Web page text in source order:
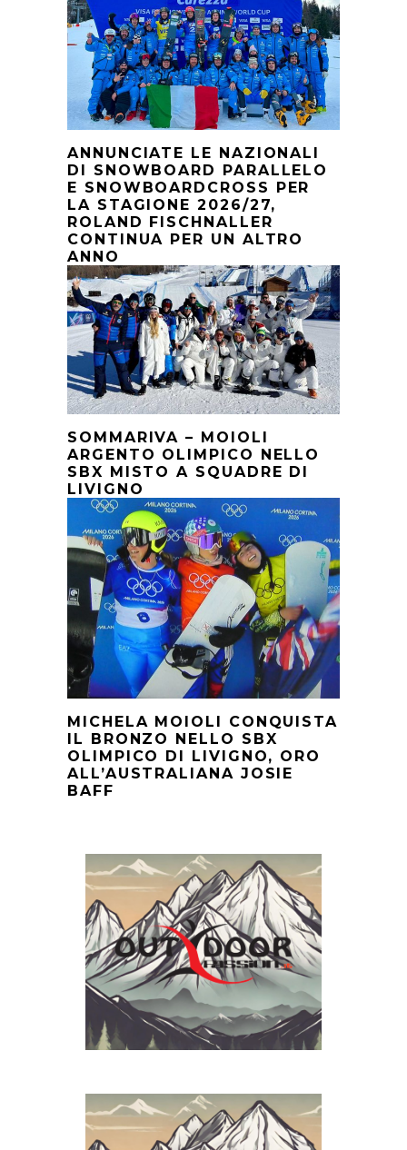
ANNUNCIATE LE NAZIONALI
DI SNOWBOARD PARALLELO
E SNOWBOARDCROSS PER
LA STAGIONE 2026/27,
ROLAND FISCHNALLER
CONTINUA PER UN ALTRO
ANNO
SOMMARIVA – MOIOLI
ARGENTO OLIMPICO NELLO
SBX MISTO A SQUADRE DI
LIVIGNO
MICHELA MOIOLI CONQUISTA
IL BRONZO NELLO SBX
OLIMPICO DI LIVIGNO, ORO
ALL’AUSTRALIANA JOSIE
BAFF